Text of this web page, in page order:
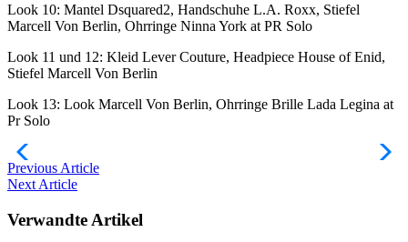
Look 10: Mantel Dsquared2, Handschuhe L.A. Roxx, Stiefel
Marcell Von Berlin, Ohrringe Ninna York at PR Solo
Look 11 und 12: Kleid Lever Couture, Headpiece House of Enid,
Stiefel Marcell Von Berlin
Look 13: Look Marcell Von Berlin, Ohrringe Brille Lada Legina at
Pr Solo
Previous Article
Next Article
Verwandte Artikel